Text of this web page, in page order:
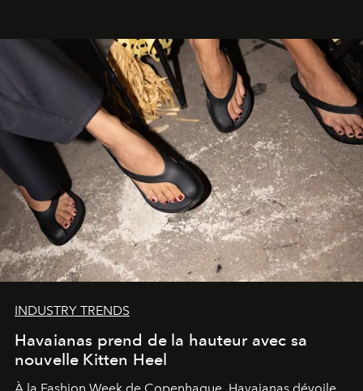
INDUSTRY TRENDS
Havaianas prend de la hauteur avec sa
nouvelle Kitten Heel